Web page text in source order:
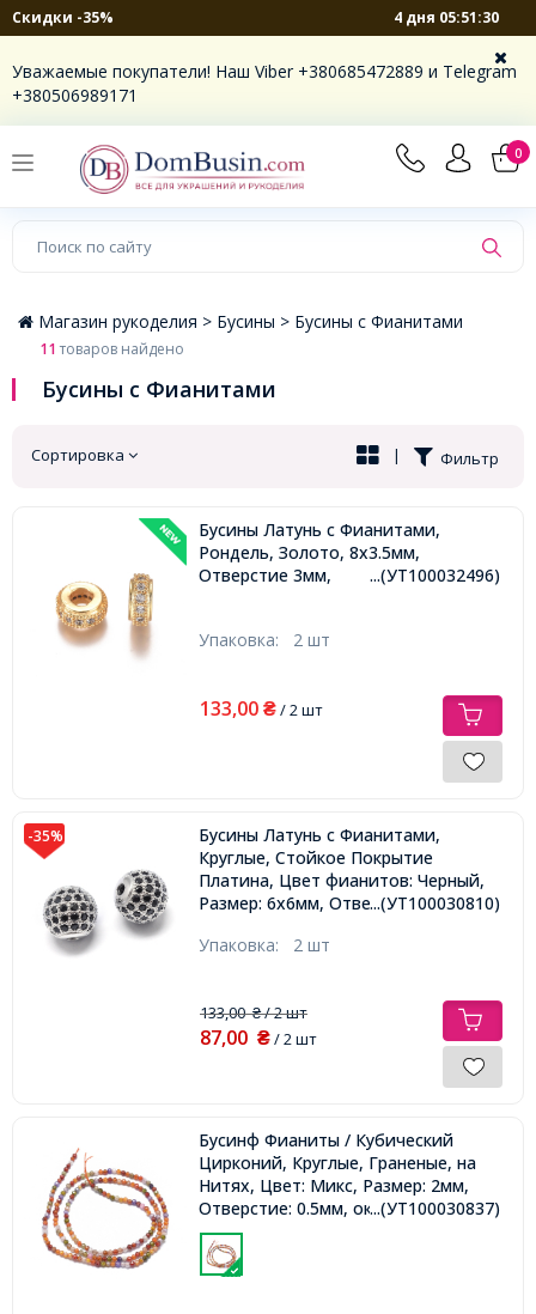
Скидки -35% 4 дня 05:51:29
Уважаемые покупатели! Наш Viber +380685472889 и Telegram
+380506989171
0
×
Магазин рукоделия > Бусины > Бусины с Фианитами
11товаров найдено
Бусины с Фианитами
Сортировка Фильтр
|
Бусины Латунь с Фианитами,
Рондель, Золото, 8х3.5мм,
Отверстие 3мм,
...(УТ100032496)
Упаковка: 2 шт
133,00 ₴/ 2 шт
-35%
Бусины Латунь с Фианитами,
Круглые, Стойкое Покрытие
Платина, Цвет фианитов: Черный,
Размер: 6х6мм, Отверстие 1.5мм,
...(УТ100030810)
Упаковка: 2 шт
133,00₴/ 2 шт
87,00 ₴/ 2 шт
Бусинф Фианиты / Кубический
Цирконий, Круглые, Граненые, на
Нитях, Цвет: Микс, Размер: 2мм,
Отверстие: 0.5мм, около
160шт/36см,
...(УТ100030837)